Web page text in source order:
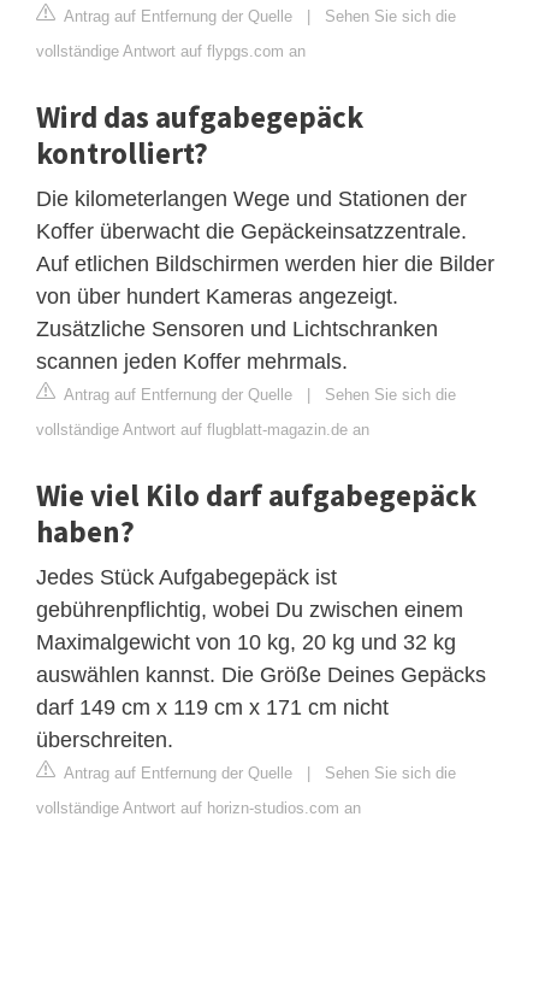
Antrag auf Entfernung der Quelle | Sehen Sie sich die
vollständige Antwort auf flypgs.com an
Wird das aufgabegepäck
kontrolliert?
Die kilometerlangen Wege und Stationen der
Koffer überwacht die Gepäckeinsatzzentrale.
Auf etlichen Bildschirmen werden hier die Bilder
von über hundert Kameras angezeigt.
Zusätzliche Sensoren und Lichtschranken
scannen jeden Koffer mehrmals.
Antrag auf Entfernung der Quelle | Sehen Sie sich die
vollständige Antwort auf flugblatt-magazin.de an
Wie viel Kilo darf aufgabegepäck
haben?
Jedes Stück Aufgabegepäck ist
gebührenpflichtig, wobei Du zwischen einem
Maximalgewicht von 10 kg, 20 kg und 32 kg
auswählen kannst. Die Größe Deines Gepäcks
darf 149 cm x 119 cm x 171 cm nicht
überschreiten.
Antrag auf Entfernung der Quelle | Sehen Sie sich die
vollständige Antwort auf horizn-studios.com an